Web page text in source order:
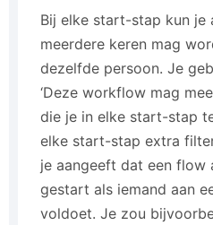
Bij elke start-stap kun je
meerdere keren mag
dezelfde persoon. Je
‘Deze workflow mag
die je in elke start-stap
elke start-stap extra
je aangeeft dat een flow
gestart als iemand aan
voldoet. Je zou